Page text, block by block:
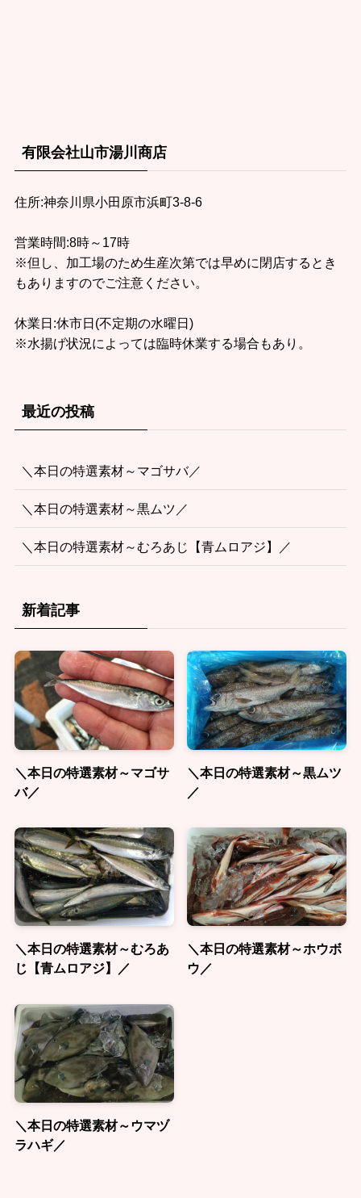
有限会社山市湯川商店
住所:神奈川県小田原市浜町3-8-6
営業時間:8時～17時
※但し、加工場のため生産次第では早めに閉店するとき
もありますのでご注意ください。
休業日:休市日(不定期の水曜日)
※水揚げ状況によっては臨時休業する場合もあり。
最近の投稿
＼本日の特選素材～マゴサバ／
＼本日の特選素材～黒ムツ／
＼本日の特選素材～むろあじ【青ムロアジ】／
新着記事
＼本日の特選素材～マゴサ
バ／
＼本日の特選素材～黒ムツ
／
＼本日の特選素材～むろあ
じ【青ムロアジ】／
＼本日の特選素材～ホウボ
ウ／
＼本日の特選素材～ウマヅ
ラハギ／